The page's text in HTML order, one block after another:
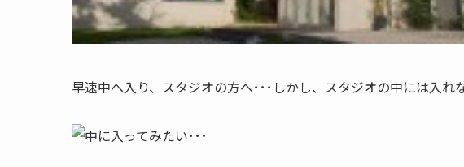
早速中へ入り、スタジオの方へ･･･しかし、スタジオの中には入れ